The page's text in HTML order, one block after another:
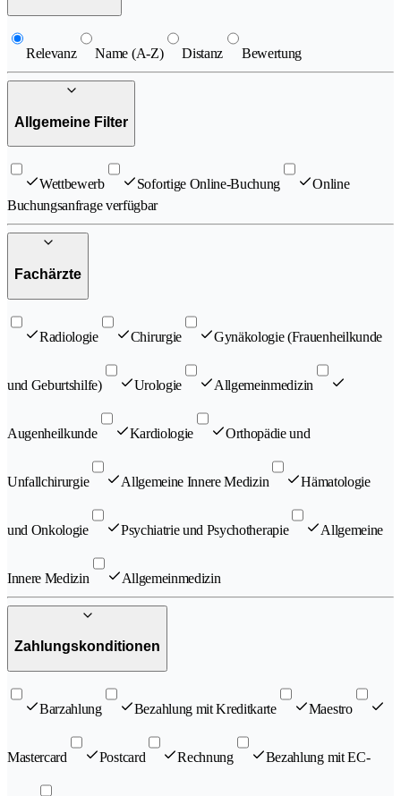
Relevanz Name (A-Z) Distanz Bewertung
Allgemeine Filter
Wettbewerb Sofortige Online-Buchung
Online
Buchungsanfrage verfügbar
Fachärzte
Radiologie Chirurgie Gynäkologie (Frauenheilkunde
und Geburtshilfe) Urologie Allgemeinmedizin
Augenheilkunde Kardiologie Orthopädie und
Unfallchirurgie Allgemeine Innere Medizin Hämatologie
und Onkologie Psychiatrie und Psychotherapie Allgemeine
Innere Medizin Allgemeinmedizin
Zahlungskonditionen
Barzahlung Bezahlung mit Kreditkarte Maestro
Mastercard Postcard Rechnung Bezahlung mit EC-